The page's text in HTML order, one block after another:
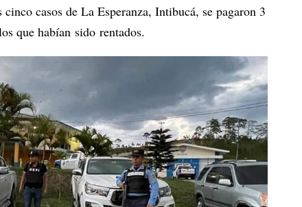
casos de La Esperanza, Intibucá, se pagaron 3
que habían sido rentados.